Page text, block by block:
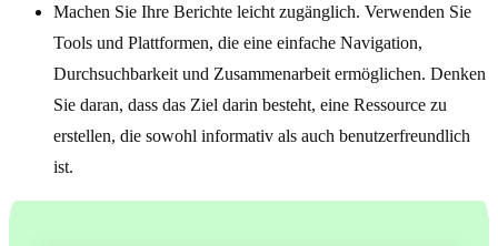
Machen Sie Ihre Berichte leicht zugänglich. Verwenden Sie
Tools und Plattformen, die eine einfache Navigation,
Durchsuchbarkeit und Zusammenarbeit ermöglichen. Denken
Sie daran, dass das Ziel darin besteht, eine Ressource zu
erstellen, die sowohl informativ als auch benutzerfreundlich
ist.